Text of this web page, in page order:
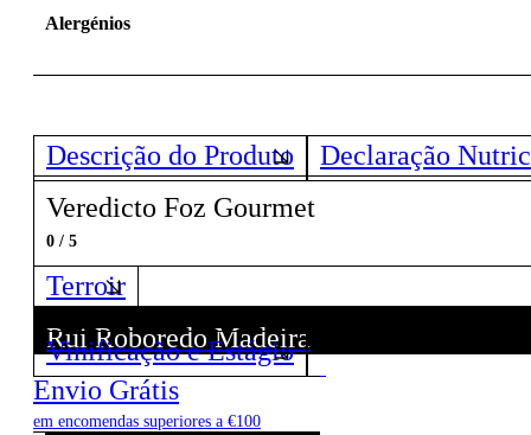
Alergénios
Descrição do Produto
Declaração
Veredicto Foz Gourmet
0 / 5
Terroir
Rui Roboredo Madeira
Descubra todos os Vinhos deste Produtor!
Vinificação e Estágio
Envio Grátis
em encomendas superiores a €100